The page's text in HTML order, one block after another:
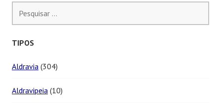
por:
TIPOS
Aldravia (304)
Aldravipeia (10)